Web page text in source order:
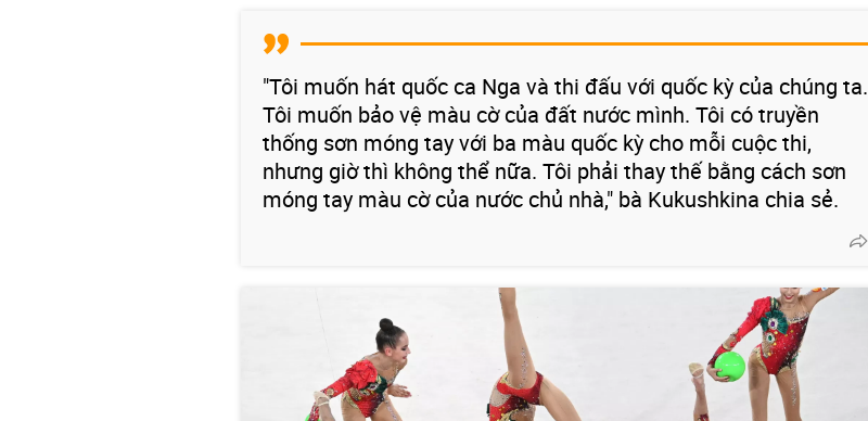
"Tôi muốn hát quốc ca Nga và thi đấu với quốc kỳ của chúng ta.
Tôi muốn bảo vệ màu cờ của đất nước mình. Tôi có truyền
thống sơn móng tay với ba màu quốc kỳ cho mỗi cuộc thi,
nhưng giờ thì không thể nữa. Tôi phải thay thế bằng cách sơn
móng tay màu cờ của nước chủ nhà," bà Kukushkina chia sẻ.